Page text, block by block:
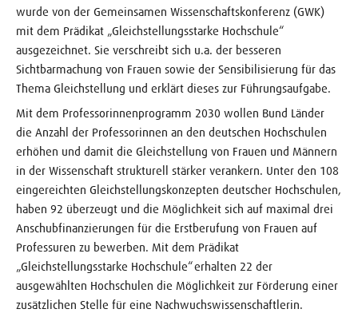
wurde von der Gemeinsamen Wissenschaftskonferenz (GWK)
mit dem Prädikat „Gleichstellungsstarke Hochschule“
ausgezeichnet. Sie verschreibt sich u.a. der besseren
Sichtbarmachung von Frauen sowie der Sensibilisierung für das
Thema Gleichstellung und erklärt dieses zur Führungsaufgabe.
Mit dem Professorinnenprogramm 2030 wollen Bund Länder
die Anzahl der Professorinnen an den deutschen Hochschulen
erhöhen und damit die Gleichstellung von Frauen und Männern
in der Wissenschaft strukturell stärker verankern. Unter den 108
eingereichten Gleichstellungskonzepten deutscher Hochschulen,
haben 92 überzeugt und die Möglichkeit sich auf maximal drei
Anschubfinanzierungen für die Erstberufung von Frauen auf
Professuren zu bewerben. Mit dem Prädikat
„Gleichstellungsstarke Hochschule“ erhalten 22 der
ausgewählten Hochschulen die Möglichkeit zur Förderung einer
zusätzlichen Stelle für eine Nachwuchswissenschaftlerin.